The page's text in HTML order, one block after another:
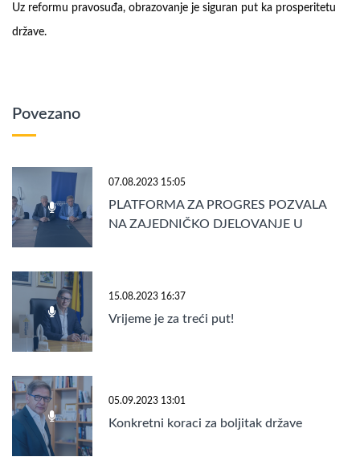
Uz reformu pravosuđa, obrazovanje je siguran put ka prosperitetu
države.
Povezano
07.08.2023 15:05
PLATFORMA ZA PROGRES POZVALA
NA ZAJEDNIČKO DJELOVANJE U
15.08.2023 16:37
Vrijeme je za treći put!
05.09.2023 13:01
Konkretni koraci za boljitak države